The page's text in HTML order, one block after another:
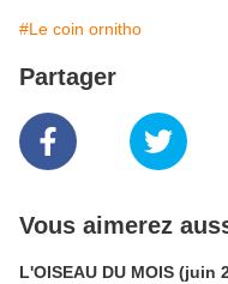
#Le coin ornitho
Partager
Vous aimerez
L'OISEAU DU MOIS (juin